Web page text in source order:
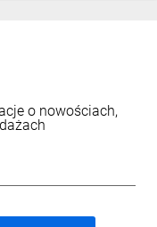
o nowościach,